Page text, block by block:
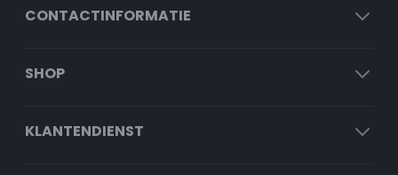
CONTACTINFORMATIE
SHOP
KLANTENDIENST